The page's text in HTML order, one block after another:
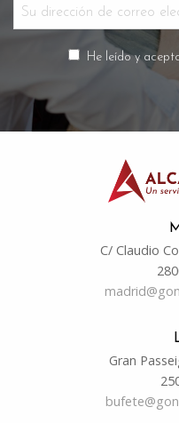
He leído y
C/ Claudio
Gran